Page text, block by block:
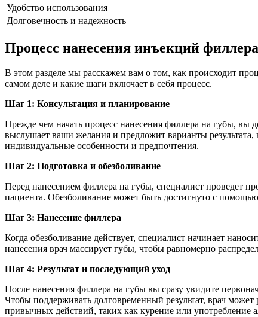
Удобство использования
Долговечность и надежность
Процесс нанесения инъекций
В этом разделе мы расскажем вам о том, как происходит
самом деле и какие шаги включает в себя процесс.
Шаг 1: Консультация и планирование
Прежде чем начать процесс нанесения филлера на губы, вы
выслушает ваши желания и предложит варианты
индивидуальные особенности и предпочтения.
Шаг 2: Подготовка и обезболивание
Перед нанесением филлера на губы, специалист проведет
пациента. Обезболивание может быть достигнуто с
Шаг 3: Нанесение филлера
Когда обезболивание действует, специалист начинает
нанесения врач массирует губы, чтобы равномерно
Шаг 4: Результат и последующий уход
После нанесения филлера на губы вы сразу увидите
Чтобы поддерживать долговременный результат, врач
привычных действий, таких как курение или употребление